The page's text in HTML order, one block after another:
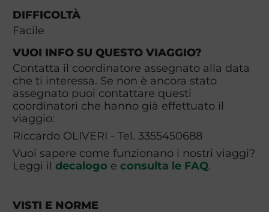
DIFFICOLTÀ
Facile
VUOI INFO SU QUESTO VIAGGIO?
Contatta il coordinatore assegnato alla data
che ti interessa. Se non è ancora stato
assegnato puoi contattare questi
coordinatori che hanno già effettuato il
viaggio:
Riccardo OLIVERI - Tel. 3355450688
Vuoi sapere come funzionano i nostri viaggi?
Leggi il decalogo e consulta le FAQ.
VISTI E NORME